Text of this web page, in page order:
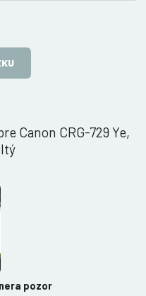
Canon CRG-729 Ye,
pozor